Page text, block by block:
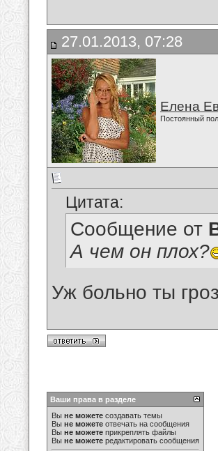
27.01.2013, 07:28
Елена
Постоянный
Цитата:
Сообщение от
А чем он плох?
Уж больно ты
Ваши права в разделе
Вы не можете создавать темы
Вы не можете отвечать на сообщения
Вы не можете прикреплять файлы
Вы не можете редактировать сообщения